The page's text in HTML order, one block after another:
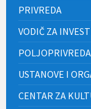
PRIVREDA
VODIČ ZA
POLJOPRIVREDA
USTANOVE I
CENTAR ZA